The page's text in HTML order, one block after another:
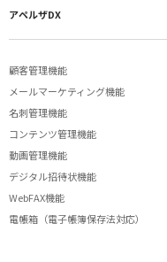
アペルザDX
顧客管理機能
メールマーケティング機能
名刺管理機能
コンテンツ管理機能
動画管理機能
デジタル招待状機能
WebFAX機能
電帳箱（電子帳簿保存法対応）